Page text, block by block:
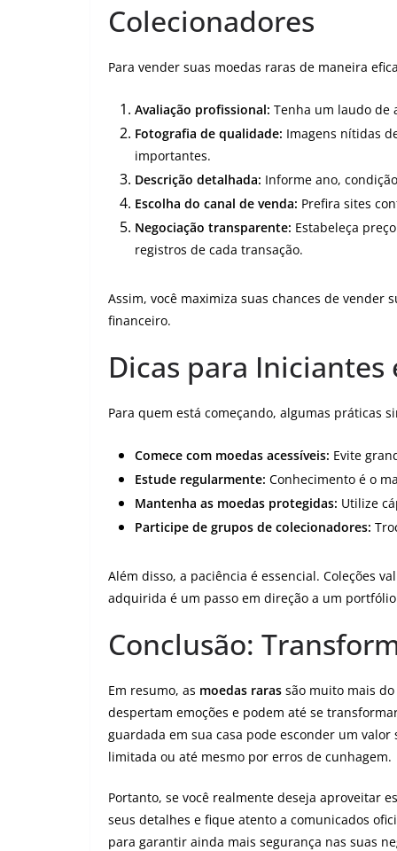
Colecionadores
Para vender suas moedas raras de maneira
Avaliação profissional: Tenha um laudo de
Fotografia de qualidade: Imagens nítidas
importantes.
Descrição detalhada: Informe ano,
Escolha do canal de venda: Prefira sites
Negociação transparente: Estabeleça
registros de cada transação.
Assim, você maximiza suas chances de vender
financeiro.
Dicas para Iniciantes
Para quem está começando, algumas práticas
Comece com moedas acessíveis: Evite
Estude regularmente: Conhecimento é o
Mantenha as moedas protegidas: Utilize
Participe de grupos de colecionadores:
Além disso, a paciência é essencial. Coleções
adquirida é um passo em direção a um
Conclusão:
Em resumo, as moedas raras são muito mais
despertam emoções e podem até se
guardada em sua casa pode esconder um
limitada ou até mesmo por erros de cunhagem.
Portanto, se você realmente deseja aproveitar
seus detalhes e fique atento a comunicados
para garantir ainda mais segurança nas suas